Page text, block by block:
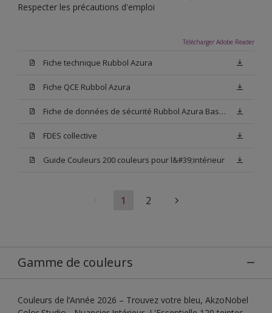
Respecter les précautions d'emploi
Télécharger Adobe Reader
Fiche technique Rubbol Azura
Fiche QCE Rubbol Azura
Fiche de données de sécurité Rubbol Azura Base N00
FDES collective
Guide Couleurs 200 couleurs pour l&#39;intérieur
1 2
Gamme de couleurs
Couleurs de l’Année 2026 – Trouvez votre bleu, AkzoNobel